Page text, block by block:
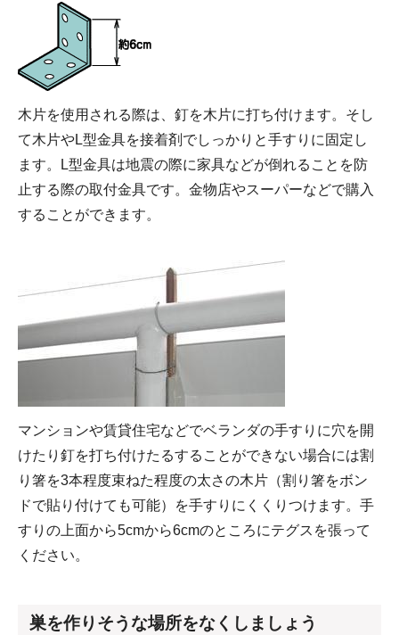
木片を使用される際は、釘を木片に打ち付けます。そし
て木片やL型金具を接着剤でしっかりと手すりに固定し
ます。L型金具は地震の際に家具などが倒れることを防
止する際の取付金具です。金物店やスーパーなどで購入
することができます。
マンションや賃貸住宅などでベランダの手すりに穴を開
けたり釘を打ち付けたるすることができない場合には割
り箸を3本程度束ねた程度の太さの木片（割り箸をボン
ドで貼り付けても可能）を手すりにくくりつけます。手
すりの上面から5cmから6cmのところにテグスを張って
ください。
巣を作りそうな場所をなくしましょう